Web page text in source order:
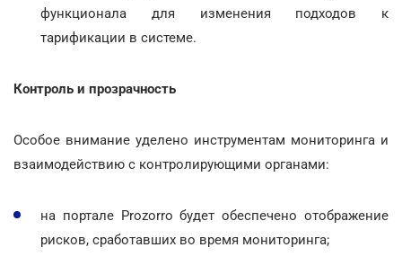
функционала для изменения подходов к
тарификации в системе.
Контроль и прозрачность
Особое внимание уделено инструментам мониторинга и
взаимодействию с контролирующими органами:
на портале Prozorro будет обеспечено отображение
рисков, сработавших во время мониторинга;